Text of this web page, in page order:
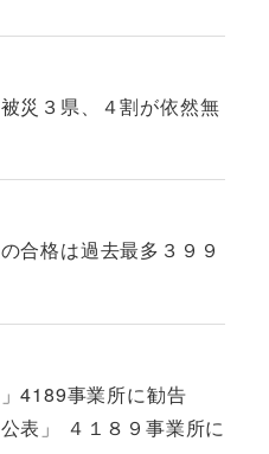
災３県、４割が依然無
合格は過去最多３９９
4189事業所に勧告
表」 ４１８９事業所に